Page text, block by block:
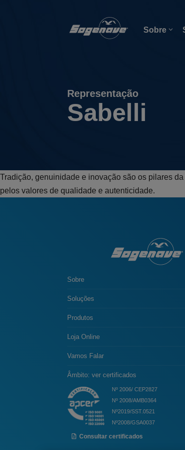
Sobre
Representação
Sabelli
Tradição, genuinidade e inovação são os pilares
pelos valores de qualidade e autenticidade.
Sobre
Soluções
Produtos
Loja Online
Vamos Falar
Âmbito: ver certificados
Nº 2006/ CEP2827
Nº 2008/AMB0364
Nº2019/SST.0521
Nº2008/GSA0037
Consultar certificados